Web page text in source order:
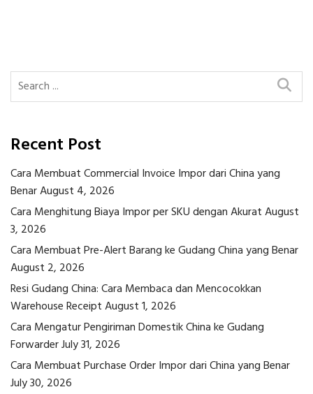
Recent Post
Cara Membuat Commercial Invoice Impor dari China yang
BenarAugust 4, 2026
Cara Menghitung Biaya Impor per SKU dengan AkuratAugust
3, 2026
Cara Membuat Pre-Alert Barang ke Gudang China yang Benar
August 2, 2026
Resi Gudang China: Cara Membaca dan Mencocokkan
Warehouse ReceiptAugust 1, 2026
Cara Mengatur Pengiriman Domestik China ke Gudang
ForwarderJuly 31, 2026
Cara Membuat Purchase Order Impor dari China yang Benar
July 30, 2026